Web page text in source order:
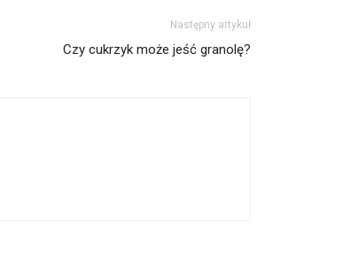
Następny artykuł
Czy cukrzyk może jeść granolę?